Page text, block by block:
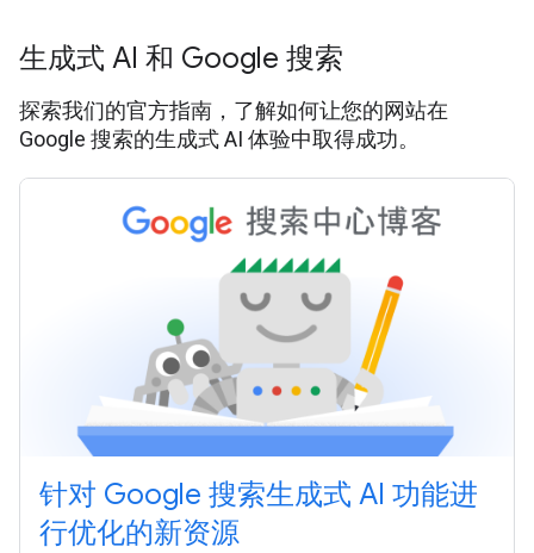
生成式 AI 和 Google 搜索
探索我们的官方指南，了解如何让您的网站在
Google 搜索的生成式 AI 体验中取得成功。
针对 Google 搜索生成式 AI 功能进
行优化的新资源